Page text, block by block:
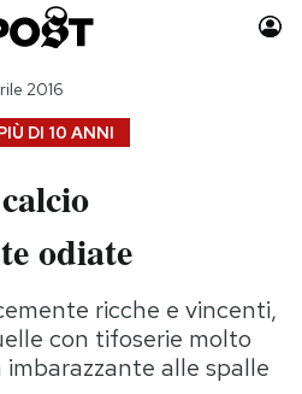
Auto
Moda
Consumismi
Storie/Idee
Ok Boomer!
Media
DI 10 ANNI
2016
odiate
ricche e vincenti,
con tifoserie molto
alle spalle